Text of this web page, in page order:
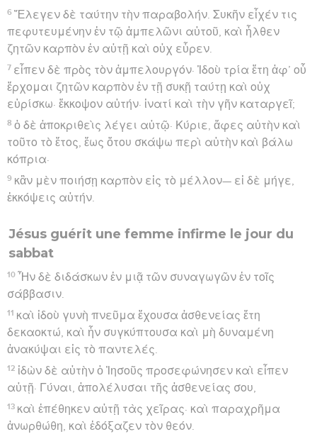
6 Ἔλεγεν δὲ ταύτην τὴν παραβολήν. Συκῆν εἶχέν τις
πεφυτευμένην ἐν τῷ ἀμπελῶνι αὐτοῦ, καὶ ἦλθεν
ζητῶν καρπὸν ἐν αὐτῇ καὶ οὐχ εὗρεν.
7 εἶπεν δὲ πρὸς τὸν ἀμπελουργόν· Ἰδοὺ τρία ἔτη ἀφ’ οὗ
ἔρχομαι ζητῶν καρπὸν ἐν τῇ συκῇ ταύτῃ καὶ οὐχ
εὑρίσκω· ἔκκοψον αὐτήν· ἱνατί καὶ τὴν γῆν καταργεῖ;
8 ὁ δὲ ἀποκριθεὶς λέγει αὐτῷ· Κύριε, ἄφες αὐτὴν καὶ
τοῦτο τὸ ἔτος, ἕως ὅτου σκάψω περὶ αὐτὴν καὶ βάλω
κόπρια·
9 κἂν μὲν ποιήσῃ καρπὸν εἰς τὸ μέλλον— εἰ δὲ μήγε,
ἐκκόψεις αὐτήν.
Jésus guérit une femme infirme le jour du
sabbat
10 Ἦν δὲ διδάσκων ἐν μιᾷ τῶν συναγωγῶν ἐν τοῖς
σάββασιν.
11 καὶ ἰδοὺ γυνὴ πνεῦμα ἔχουσα ἀσθενείας ἔτη
δεκαοκτώ, καὶ ἦν συγκύπτουσα καὶ μὴ δυναμένη
ἀνακύψαι εἰς τὸ παντελές.
12 ἰδὼν δὲ αὐτὴν ὁ Ἰησοῦς προσεφώνησεν καὶ εἶπεν
αὐτῇ· Γύναι, ἀπολέλυσαι τῆς ἀσθενείας σου,
13 καὶ ἐπέθηκεν αὐτῇ τὰς χεῖρας· καὶ παραχρῆμα
ἀνωρθώθη, καὶ ἐδόξαζεν τὸν θεόν.